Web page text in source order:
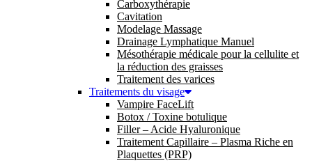
Carboxythérapie
Cavitation
Modelage Massage
Drainage Lymphatique Manuel
Mésothérapie médicale pour la cellulite et
la réduction des graisses
Traitement des varices
Traitements du visage
Vampire FaceLift
Botox / Toxine botulique
Filler – Acide Hyaluronique
Traitement Capillaire – Plasma Riche en
Plaquettes (PRP)